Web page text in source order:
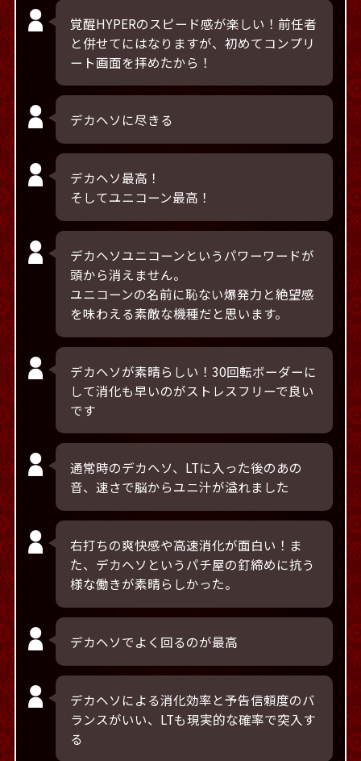
覚醒HYPERのスピード感が楽しい！前任者
と併せてにはなりますが、初めてコンプリ
ート画面を拝めたから！
デカヘソに尽きる
デカヘソ最高！
そしてユニコーン最高！
デカヘソユニコーンというパワーワードが
頭から消えません。
ユニコーンの名前に恥ない爆発力と絶望感
を味わえる素敵な機種だと思います。
デカヘソが素晴らしい！30回転ボーダーに
して消化も早いのがストレスフリーで良い
です
通常時のデカヘソ、LTに入った後のあの
音、速さで脳からユニ汁が溢れました
右打ちの爽快感や高速消化が面白い！ま
た、デカヘソというパチ屋の釘締めに抗う
様な働きが素晴らしかった。
デカヘソでよく回るのが最高
デカヘソによる消化効率と予告信頼度のバ
ランスがいい、LTも現実的な確率で突入す
る